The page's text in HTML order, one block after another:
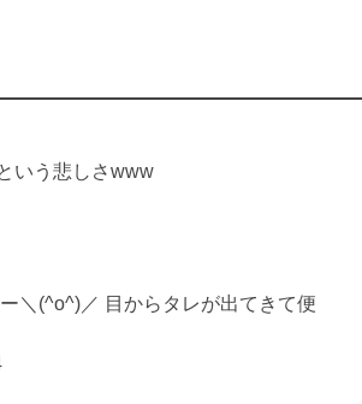
いう悲しさwww
＼(^o^)／ 目からタレが出てきて便